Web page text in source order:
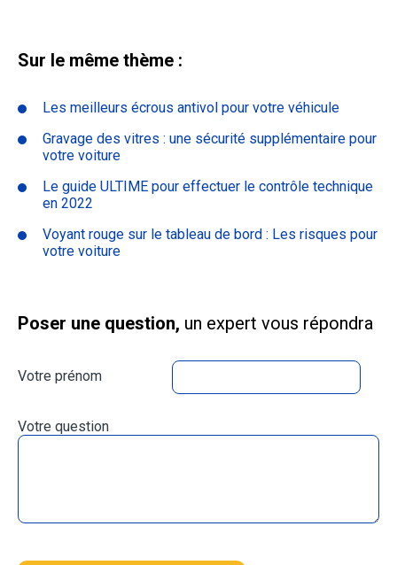
Sur le même thème :
Les meilleurs écrous antivol pour votre véhicule
Gravage des vitres : une sécurité supplémentaire pour
votre voiture
Le guide ULTIME pour effectuer le contrôle technique
en 2022
Voyant rouge sur le tableau de bord : Les risques pour
votre voiture
Poser une question, un expert vous répondra
Votre prénom
Votre question